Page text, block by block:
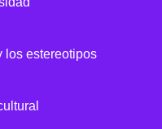
los estereotipos